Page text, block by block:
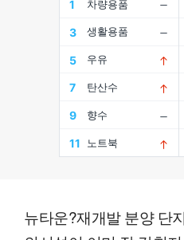
뉴타운?재개발 분양 단